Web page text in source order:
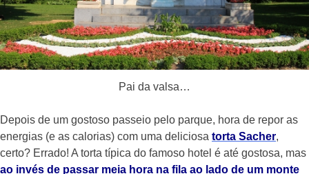
Pai da valsa…
Depois de um gostoso passeio pelo parque, hora de repor as
energias (e as calorias) com uma deliciosa torta Sacher,
certo? Errado! A torta típica do famoso hotel é até gostosa, mas
ao invés de passar meia hora na fila ao lado de um monte